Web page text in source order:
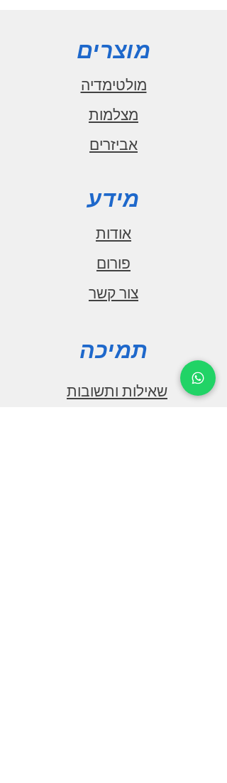
מוצרים
מולטימדיה
מצלמות
אביזרים
מידע
אודות
פורום
צור קשר
תמיכה
שאילות ותשובות